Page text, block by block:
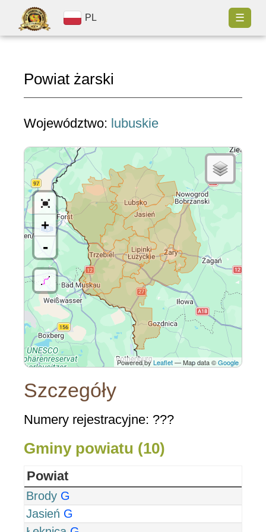
PL ☰
Powiat żarski
Województwo: lubuskie
+
-
Powered byLeaflet— Map data ©Google
Szczegóły
Numery rejestracyjne: ???
Gminy powiatu (10)
Powiat
Brody G
Jasień G